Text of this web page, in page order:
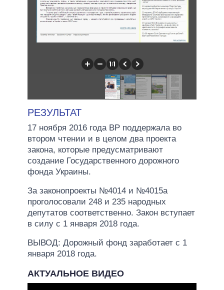
РЕЗУЛЬТАТ
17 ноября 2016 года ВР поддержала во
втором чтении и в целом два проекта
закона, которые предусматривают
создание Государственного дорожного
фонда Украины.
За законопроекты №4014 и №4015а
проголосовали 248 и 235 народных
депутатов соответственно. Закон вступает
в силу с 1 января 2018 года.
ВЫВОД: Дорожный фонд заработает с 1
января 2018 года.
АКТУАЛЬНОЕ ВИДЕО